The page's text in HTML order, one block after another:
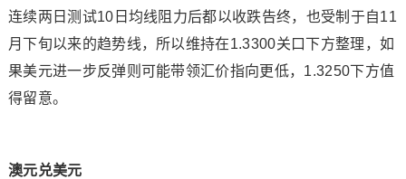
连续两日测试10日均线阻力后都以收跌告终，也受制于自11
月下旬以来的趋势线，所以维持在1.3300关口下方整理，如
果美元进一步反弹则可能带领汇价指向更低，1.3250下方值
得留意。
澳元兑美元